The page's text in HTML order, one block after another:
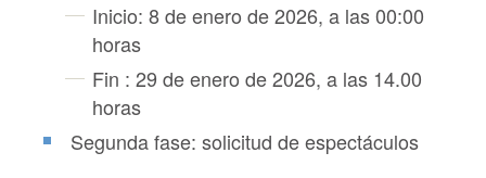
Inicio: 8 de enero de 2026, a las 00:00
horas
Fin : 29 de enero de 2026, a las 14.00
horas
Segunda fase: solicitud de espectáculos